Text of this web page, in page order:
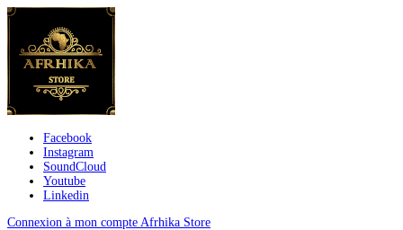
Facebook
Instagram
SoundCloud
Youtube
Linkedin
Connexion à mon compte Afrhika Store